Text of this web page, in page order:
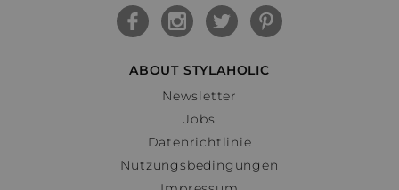
ABOUT STYLAHOLIC
Newsletter
Jobs
Datenrichtlinie
Nutzungsbedingungen